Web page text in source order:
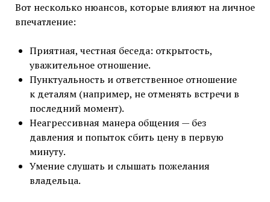
Вот несколько нюансов, которые влияют на личное
впечатление:
Приятная, честная беседа: открытость,
уважительное отношение.
Пунктуальность и ответственное отношение
к деталям (например, не отменять встречи в
последний момент).
Неагрессивная манера общения — без
давления и попыток сбить цену в первую
минуту.
Умение слушать и слышать пожелания
владельца.